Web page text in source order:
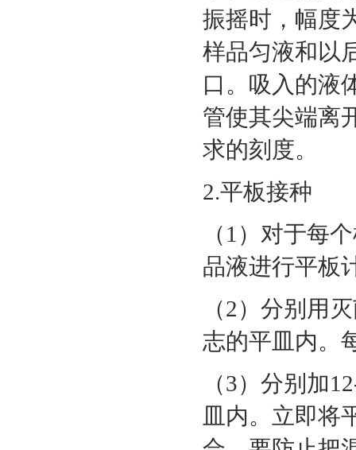
振摇时，幅度
样品匀液和以
口。吸入的液
管使其尖端离
求的刻度。
2.平板接种
（1）对于每
品液进行平板
（2）分别用
志的平皿内。
（3）分别加
皿内。立即将